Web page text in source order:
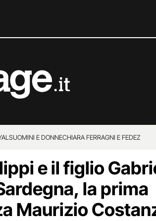
UOMINI E DONNECHIARA FERRAGNI E FEDEZ
e il figlio
la prima
Maurizio